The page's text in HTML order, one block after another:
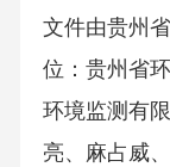
文件由贵州
位：贵州省
环境监测有
亮、麻占威